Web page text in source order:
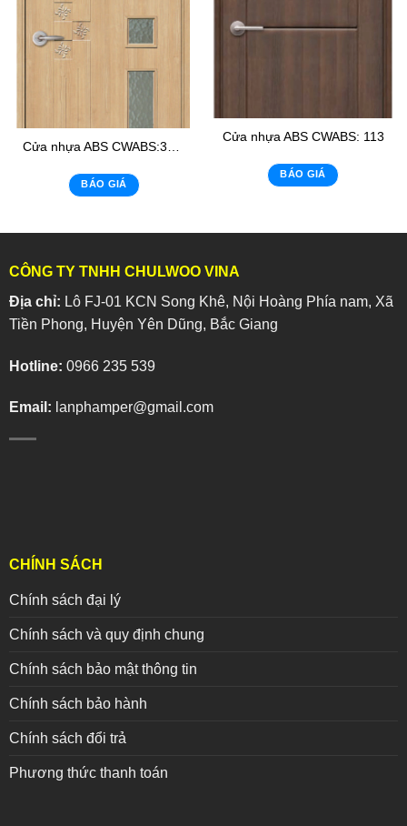
Cửa nhựa ABS CWABS:303- K2
BÁO GIÁ
Cửa nhựa ABS CWABS: 113
BÁO GIÁ
CÔNG TY TNHH CHULWOO VINA
Địa chỉ: Lô FJ-01 KCN Song Khê, Nội Hoàng Phía nam, Xã
Tiền Phong, Huyện Yên Dũng, Bắc Giang
Hotline: 0966 235 539
Email: lanphamper@gmail.com
CHÍNH SÁCH
Chính sách đại lý
Chính sách và quy định chung
Chính sách bảo mật thông tin
Chính sách bảo hành
Chính sách đổi trả
Phương thức thanh toán